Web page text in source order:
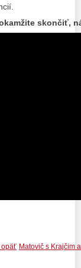
skončiť,
Matovič s Krajčim
opäť